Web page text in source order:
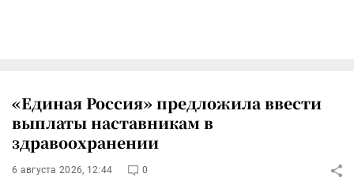
«Единая Россия» предложила ввести
выплаты наставникам в
здравоохранении
6 августа 2026, 12:44 0